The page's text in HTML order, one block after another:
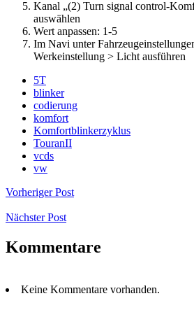
Kanal „(2) Turn signal control-
auswählen
Wert anpassen: 1-5
Im Navi unter
Werkeinstellung > Licht ausführen
5T
blinker
codierung
komfort
Komfortblinkerzyklus
TouranII
vcds
vw
Vorheriger Post
Nächster Post
Kommentare
Keine Kommentare vorhanden.